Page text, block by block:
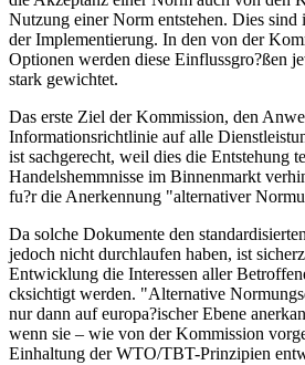
Nutzung einer Norm entstehen. Dies sind
der Implementierung. In den von der
Optionen werden diese Einflussgro?ßen
stark gewichtet.
Das erste Ziel der Kommission, den
Informationsrichtlinie auf alle
ist sachgerecht, weil dies die Entstehung
Handelshemmnisse im Binnenmarkt
fu?r die Anerkennung "alternativer
Da solche Dokumente den
jedoch nicht durchlaufen haben, ist
Entwicklung die Interessen aller
cksichtigt werden. "Alternative
nur dann auf europa?ischer Ebene
wenn sie – wie von der Kommission
Einhaltung der WTO/TBT-Prinzipien